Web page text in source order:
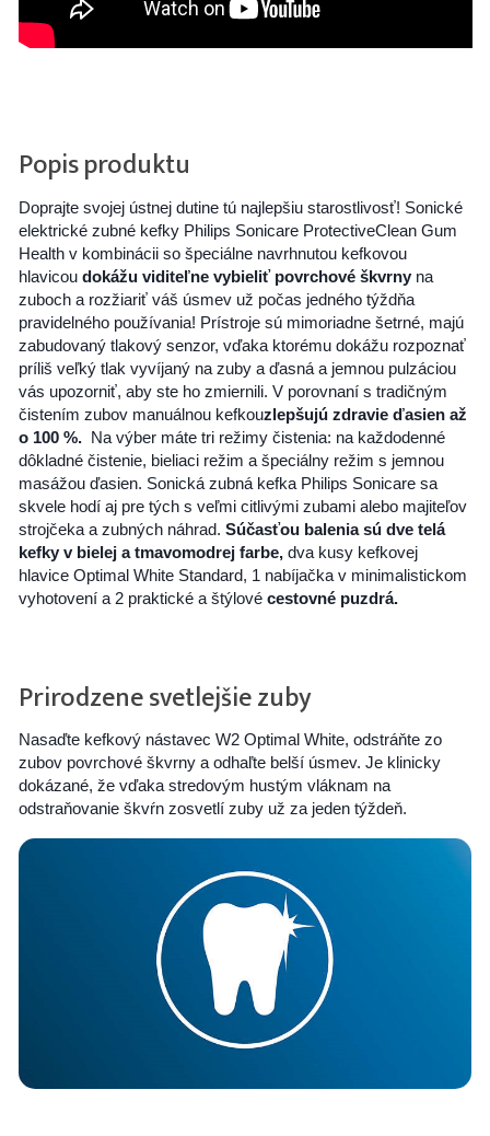
Popis produktu
Doprajte svojej ústnej dutine tú najlepšiu starostlivosť! Sonické
elektrické zubné kefky Philips Sonicare ProtectiveClean Gum
Health v kombinácii so špeciálne navrhnutou kefkovou
hlavicou dokážu viditeľne vybieliť povrchové škvrnyna
zuboch a rozžiariť váš úsmev už počas jedného týždňa
pravidelného používania! Prístroje sú mimoriadne šetrné, majú
zabudovaný tlakový senzor, vďaka ktorému dokážu rozpoznať
príliš veľký tlak vyvíjaný na zuby a ďasná a jemnou pulzáciou
vás upozorniť, aby ste ho zmiernili. V porovnaní s tradičným
čistením zubov manuálnou kefkouzlepšujú zdravie ďasien až
o 100 %. Na výber máte tri režimy čistenia: na každodenné
dôkladné čistenie, bieliaci režim a špeciálny režim s jemnou
masážou ďasien. Sonická zubná kefka Philips Sonicare sa
skvele hodí aj pre tých s veľmi citlivými zubami alebo majiteľov
strojčeka a zubných náhrad. Súčasťou balenia sú dve telá
kefky v bielej a tmavomodrej farbe, dva kusy kefkovej
hlavice Optimal White Standard, 1 nabíjačka v minimalistickom
vyhotovení a 2 praktické a štýlové cestovné puzdrá.
Prirodzene svetlejšie zuby
Nasaďte kefkový nástavec W2 Optimal White, odstráňte zo
zubov povrchové škvrny a odhaľte belší úsmev. Je klinicky
dokázané, že vďaka stredovým hustým vláknam na
odstraňovanie škvŕn zosvetlí zuby už za jeden týždeň.